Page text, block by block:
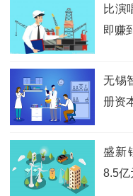
比演
即赚
无锡
册资
盛新
8.5亿